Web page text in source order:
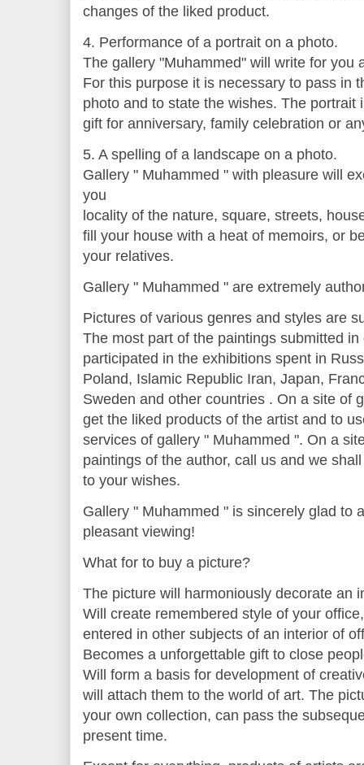
changes of the liked product.
4. Performance of a portrait on a photo.
The gallery "Muhammed" will write for you
For this purpose it is necessary to pass in
photo and to state the wishes. The portrait
gift for anniversary, family celebration or
5. A spelling of a landscape on a photo.
Gallery " Muhammed " with pleasure will
you
locality of the nature, square, streets,
fill your house with a heat of memoirs, or
your relatives.
Gallery " Muhammed " are extremely
Pictures of various genres and styles are
The most part of the paintings submitted
participated in the exhibitions spent in
Poland, Islamic Republic Iran, Japan,
Sweden and other countries . On a site of
get the liked products of the artist and to
services of gallery " Muhammed ". On a
paintings of the author, call us and we
to your wishes.
Gallery " Muhammed " is sincerely glad to
pleasant viewing!
What for to buy a picture?
The picture will harmoniously decorate an
Will create remembered style of your
entered in other subjects of an interior of
Becomes a unforgettable gift to close
Will form a basis for development of
will attach them to the world of art. The
your own collection, can pass the
present time.